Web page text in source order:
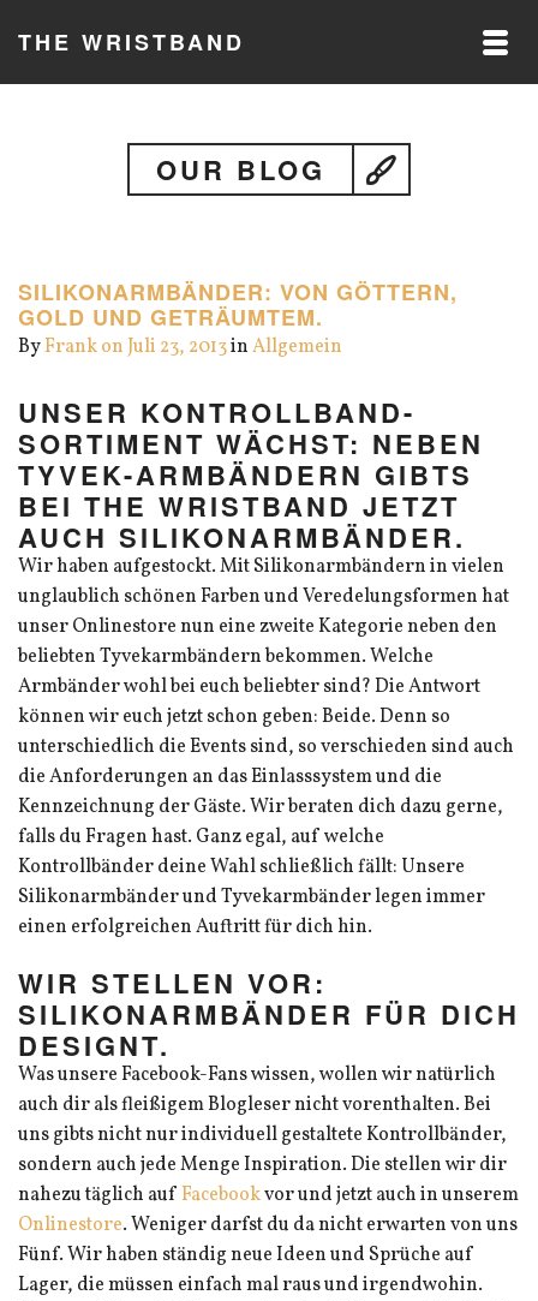
THE WRISTBAND
OUR BLOG
SILIKONARMBÄNDER: VON GÖTTERN,
GOLD UND GETRÄUMTEM.
ByFrankon Juli 23, 2013inAllgemein
UNSER KONTROLLBAND-
SORTIMENT WÄCHST: NEBEN
TYVEK-ARMBÄNDERN GIBTS
BEI THE WRISTBAND JETZT
AUCH SILIKONARMBÄNDER.
Wir haben aufgestockt. Mit Silikonarmbändern in vielen
unglaublich schönen Farben und Veredelungsformen hat
unser Onlinestore nun eine zweite Kategorie neben den
beliebten Tyvekarmbändern bekommen. Welche
Armbänder wohl bei euch beliebter sind? Die Antwort
können wir euch jetzt schon geben: Beide. Denn so
unterschiedlich die Events sind, so verschieden sind auch
die Anforderungen an das Einlasssystem und die
Kennzeichnung der Gäste. Wir beraten dich dazu gerne,
falls du Fragen hast. Ganz egal, auf welche
Kontrollbänder deine Wahl schließlich fällt: Unsere
Silikonarmbänder und Tyvekarmbänder legen immer
einen erfolgreichen Auftritt für dich hin.
WIR STELLEN VOR:
SILIKONARMBÄNDER FÜR DICH
DESIGNT.
Was unsere Facebook-Fans wissen, wollen wir natürlich
auch dir als fleißigem Blogleser nicht vorenthalten. Bei
uns gibts nicht nur individuell gestaltete Kontrollbänder,
sondern auch jede Menge Inspiration. Die stellen wir dir
nahezu täglich auf Facebookvor und jetzt auch in unserem
Onlinestore. Weniger darfst du da nicht erwarten von uns
Fünf. Wir haben ständig neue Ideen und Sprüche auf
Lager, die müssen einfach mal raus und irgendwohin.